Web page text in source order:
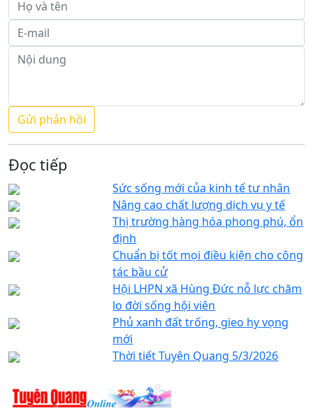
Đọc tiếp
Sức sống mới của kinh tế tư nhân
Nâng cao chất lượng dịch vụ y tế
Thị trường hàng hóa phong phú, ổn
định
Chuẩn bị tốt mọi điều kiện cho công
tác bầu cử
Hội LHPN xã Hùng Đức nỗ lực chăm
lo đời sống hội viên
Phủ xanh đất trống, gieo hy vọng
mới
Thời tiết Tuyên Quang 5/3/2026